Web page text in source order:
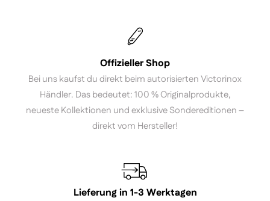
Offizieller Shop
Bei uns kaufst du direkt beim autorisierten Victorinox
Händler. Das bedeutet: 100 % Originalprodukte,
neueste Kollektionen und exklusive Sondereditionen –
direkt vom Hersteller!
Lieferung in 1-3 Werktagen